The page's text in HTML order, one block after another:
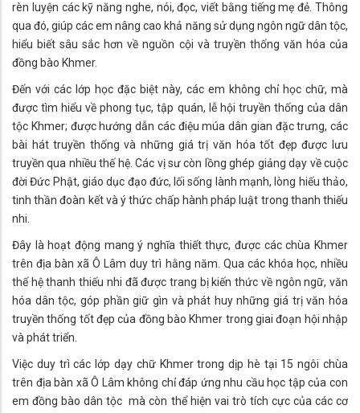
rèn luyện các kỹ năng nghe, nói, đọc, viết bằng tiếng mẹ đẻ. Thông
qua đó, giúp các em nâng cao khả năng sử dụng ngôn ngữ dân tộc,
hiểu biết sâu sắc hơn về nguồn cội và truyền thống văn hóa của
đồng bào Khmer.
Đến với các lớp học đặc biệt này, các em không chỉ học chữ, mà
được tìm hiểu về phong tục, tập quán, lễ hội truyền thống của dân
tộc Khmer; được hướng dẫn các điệu múa dân gian đặc trưng, các
bài hát truyền thống và những giá trị văn hóa tốt đẹp được lưu
truyền qua nhiều thế hệ. Các vị sư còn lồng ghép giảng dạy về cuộc
đời Đức Phật, giáo dục đạo đức, lối sống lành mạnh, lòng hiếu thảo,
tinh thần đoàn kết và ý thức chấp hành pháp luật trong thanh thiếu
nhi.
Đây là hoạt động mang ý nghĩa thiết thực, được các chùa Khmer
trên địa bàn xã Ô Lâm duy trì hằng năm. Qua các khóa học, nhiều
thế hệ thanh thiếu nhi đã được trang bị kiến thức về ngôn ngữ, văn
hóa dân tộc, góp phần giữ gìn và phát huy những giá trị văn hóa
truyền thống tốt đẹp của đồng bào Khmer trong giai đoạn hội nhập
và phát triển.
Việc duy trì các lớp dạy chữ Khmer trong dịp hè tại 15 ngôi chùa
trên địa bàn xã Ô Lâm không chỉ đáp ứng nhu cầu học tập của con
em đồng bào dân tộc mà còn thể hiện vai trò tích cực của các cơ